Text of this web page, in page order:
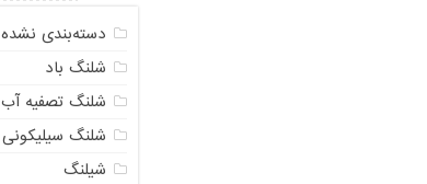
دسته‌بندی نشده
شلنگ باد
شلنگ تصفیه آب
شلنگ سیلیکونی
شیلنگ